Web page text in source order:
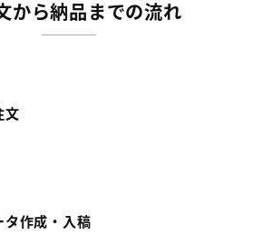
から納品までの流れ
文
タ作成・入稿